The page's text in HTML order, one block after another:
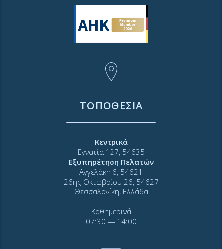
ΤΟΠΟΘΕΣΙΑ
Κεντρικά
Εγνατία 127, 54635
Εξυπηρέτηση Πελατών
Αγγελάκη 6, 54621
26ης Οκτωβρίου 26, 54627
Θεσσαλονίκη, Ελλάδα
Καθημερινά
07:30 ― 14:00